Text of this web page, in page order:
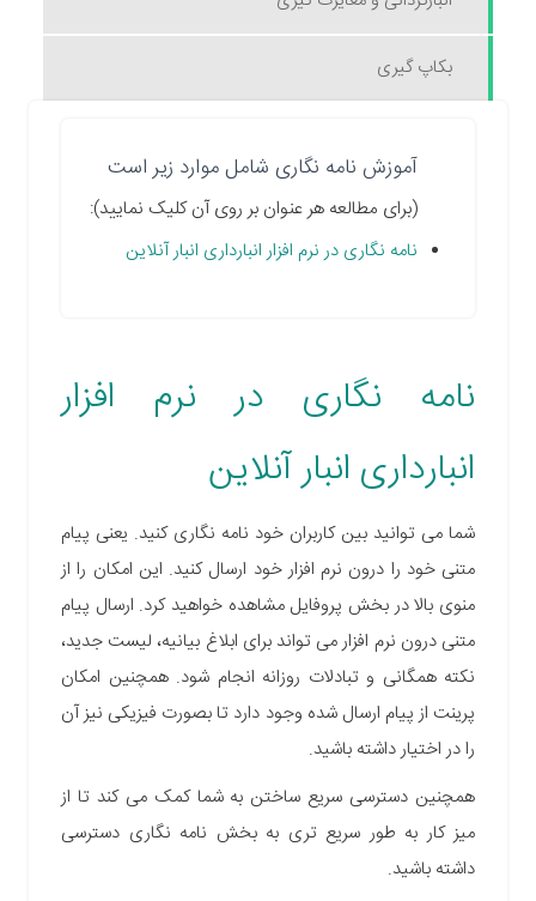
بکاپ گیری
آموزش نامه نگاری شامل موارد زیر است
(برای مطالعه هر عنوان بر روی آن کلیک نمایید):
نامه نگاری در نرم افزار انبارداری انبار آنلاین
نامه نگاری در نرم افزار
انبارداری انبار آنلاین
شما می توانید بین کاربران خود نامه نگاری کنید. یعنی پیام
متنی خود را درون نرم افزار خود ارسال کنید. این امکان را از
منوی بالا در بخش پروفایل مشاهده خواهید کرد. ارسال پیام
متنی درون نرم افزار می تواند برای ابلاغ بیانیه، لیست جدید،
نکته همگانی و تبادلات روزانه انجام شود. همچنین امکان
پرینت از پیام ارسال شده وجود دارد تا بصورت فیزیکی نیز آن
را در اختیار داشته باشید.
همچنین دسترسی سریع ساختن به شما کمک می کند تا از
میز کار به طور سریع تری به بخش نامه نگاری دسترسی
داشته باشید.